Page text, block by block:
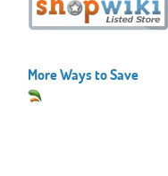
More Ways to Save